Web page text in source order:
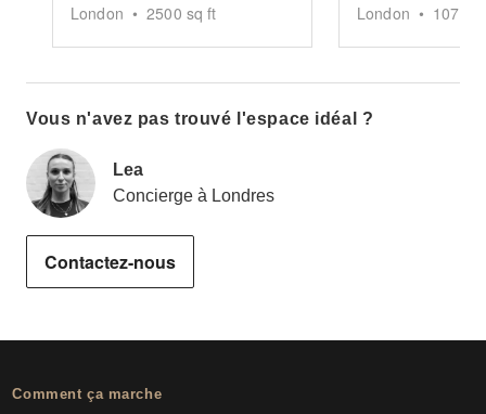
London • 2500 sq ft London • 1076
Vous n'avez pas trouvé l'espace idéal ?
Lea
Concierge à Londres
Contactez-nous
Comment ça marche